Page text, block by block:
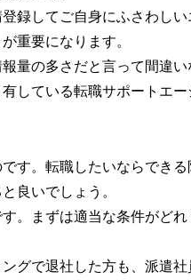
録してご自身にふさわし
重要になります。
量の多さだと言って間違
している転職サポートエ
す。転職したいならでき
良いでしょう。
。まずは適当な条件がど
グで退社した方も、派遣